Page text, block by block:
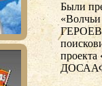
Были
проекта